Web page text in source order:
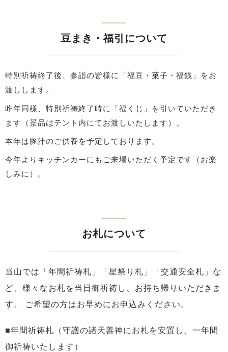
豆まき・福引について
特別祈祷終了後、参詣の皆様に「福豆・菓子・福銭」をお
渡しします。
昨年同様、特別祈祷終了時に「福くじ」を引いていただき
ます（景品はテント内にてお渡しいたします）。
本年は豚汁のご供養を予定しております。
今年よりキッチンカーにもご来場いただく予定です（お楽
しみに）。
お札について
当山では「年間祈祷札」「星祭り札」「交通安全札」な
ど、様々なお札を当日御祈祷し、お持ち帰りいただきま
す。
ご希望の方はお早めにお申込みください。
■年間祈祷札（守護の諸天善神にお札を安置し、一年間
御祈祷いたします）